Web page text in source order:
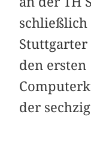
schließlich
den ersten
der